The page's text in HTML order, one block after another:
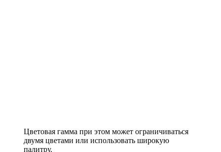
Цветовая гамма при этом может ограничиваться
двумя цветами или использовать широкую
палитру.